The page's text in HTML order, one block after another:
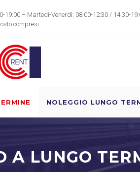
19:00 – Martedì-Venerdì: 08:00-12:30 / 14.30-
compresi
NOLEGGIO LUNGO
A LUNGO